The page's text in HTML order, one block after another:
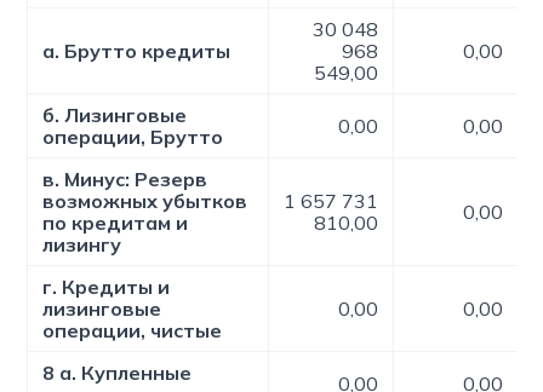
а. Брутто кредиты
30 048
968
549,00
0,00
б. Лизинговые
операции, Брутто
0,00 0,00
в. Минус: Резерв
возможных убытков
по кредитам и
лизингу
1 657 731
810,00
0,00
г. Кредиты и
лизинговые
операции, чистые
0,00 0,00
8 а. Купленные
0,00 0,00